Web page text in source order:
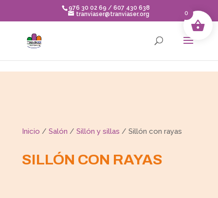
976 30 02 69 / 607 430 638
tranviaser@tranviaser.org
Inicio / Salón / Sillón y sillas / Sillón con rayas
SILLÓN CON RAYAS
0